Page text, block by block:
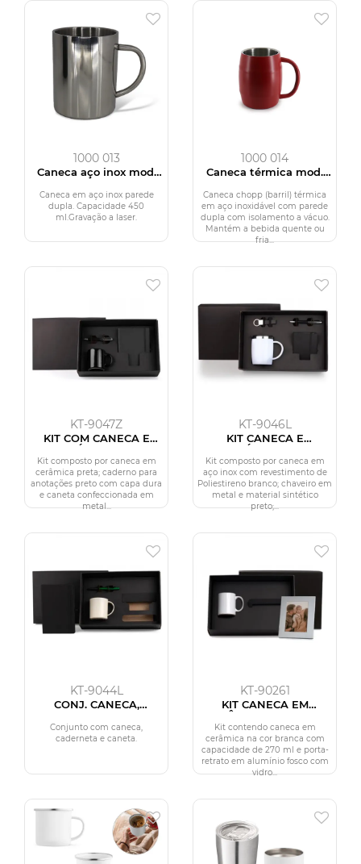
1000 013
Caneca aço inox mod.
CX-2
Caneca em aço inox parede
dupla. Capacidade 450
ml.Gravação a laser.
1000 014
Caneca térmica mod.
Caneca chopp (barril) térmica
em aço inoxidável com parede
dupla com isolamento a vácuo.
Mantém a bebida quente ou
fria...
KT-9047Z
KIT COM CANECA E
ACESSÓRIOS - 3 PÇS
Kit composto por caneca em
cerâmica preta; caderno para
anotações preto com capa dura
e caneta confeccionada em
metal...
KT-9046L
KIT CANECA E
ACESSÓRIOS - 4 PÇS
Kit composto por caneca em
aço inox com revestimento de
Poliestireno branco; chaveiro em
metal e material sintético
preto;...
KT-9044L
CONJ. CANECA,
- 3 PEÇAS
Conjunto com caneca,
caderneta e caneta.
KT-90261
KIT CANECA EM
CERÂMICA BRANCA E
PORTA-RETRATO EM
ALUMÍNIO - 2 PÇS
Kit contendo caneca em
cerâmica na cor branca com
capacidade de 270 ml e porta-
retrato em alumínio fosco com
vidro...